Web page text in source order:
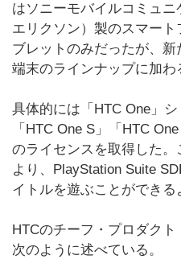
はソニーモバイルコミュニ
エリクソン）製のスマー
ブレットのみだったが、
端末のラインナップに加わ
具体的には「HTC One」シ
「HTC One S」「HTC
のライセンスを取得した
より、PlayStation Suite
イトルを遊ぶことができる
HTCのチーフ・プロダク
次のように述べている。